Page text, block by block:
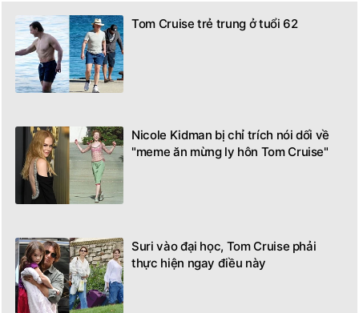
Tom Cruise trẻ trung ở tuổi 62
Nicole Kidman bị chỉ trích nói dối về
"meme ăn mừng ly hôn Tom Cruise"
Suri vào đại học, Tom Cruise phải
thực hiện ngay điều này